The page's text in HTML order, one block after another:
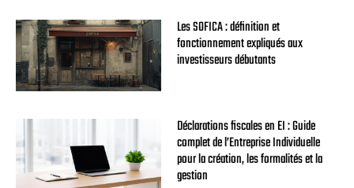
Les SOFICA : définition et
fonctionnement expliqués aux
investisseurs débutants
Déclarations fiscales en EI : Guide
complet de l’Entreprise Individuelle
pour la création, les formalités et la
gestion